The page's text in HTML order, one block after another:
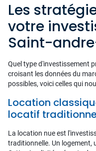
Les
votre
Saint-
Quel type d'investissement
croisant les données du
possibles, voici celles qui
Location
locatif
La location nue est
traditionnelle. Un logement,